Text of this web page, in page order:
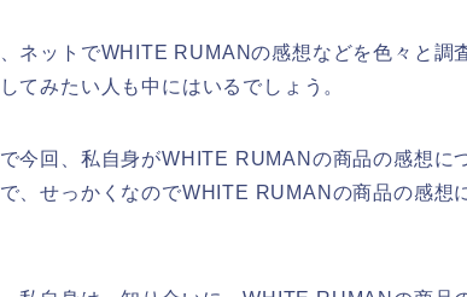
ネットでWHITE RUMANの感想などを色々と調
てみたい人も中にはいるでしょう。
今回、私自身がWHITE RUMANの商品の感想に
、せっかくなのでWHITE RUMANの商品の感想